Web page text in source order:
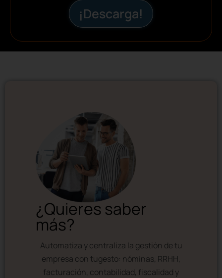
¡Descarga!
¿Quieres saber
más?
Automatiza y centraliza la gestión de tu
empresa con tugesto: nóminas, RRHH,
facturación, contabilidad, fiscalidad y